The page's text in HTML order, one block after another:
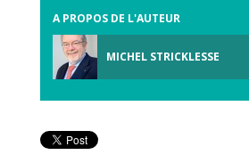
A PROPOS DE L'AUTEUR
MICHEL STRICKLESSE